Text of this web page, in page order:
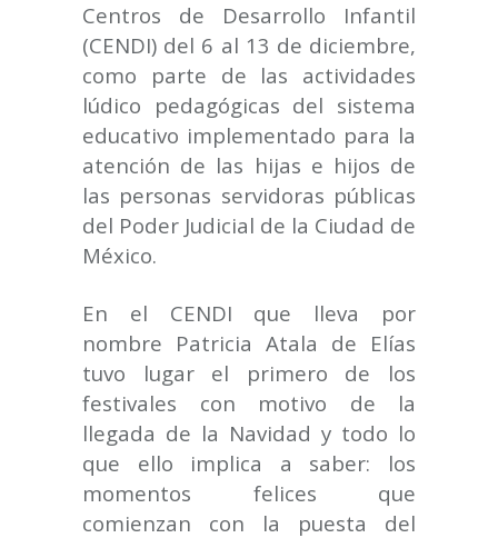
Centros de Desarrollo Infantil
(CENDI) del 6 al 13 de diciembre,
como parte de las actividades
lúdico pedagógicas del sistema
educativo implementado para la
atención de las hijas e hijos de
las personas servidoras públicas
del Poder Judicial de la Ciudad de
México.
En el CENDI que lleva por
nombre Patricia Atala de Elías
tuvo lugar el primero de los
festivales con motivo de la
llegada de la Navidad y todo lo
que ello implica a saber: los
momentos felices que
comienzan con la puesta del